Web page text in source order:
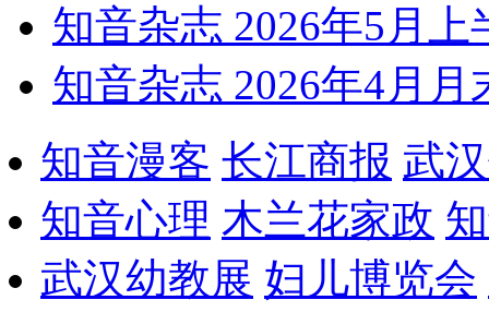
知音杂志 2026年5月上
知音杂志 2026年4月月
知音漫客 长江商报 武
知音心理 木兰花家政
武汉幼教展 妇儿博览会